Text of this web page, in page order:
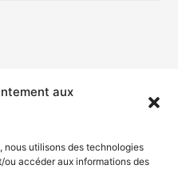
aux
nous utilisons des technologies
accéder aux informations des